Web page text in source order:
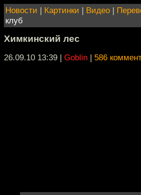
Новости | Картинки | Видео |
клуб
Химкинский лес
26.09.10 13:39 | Goblin | 586